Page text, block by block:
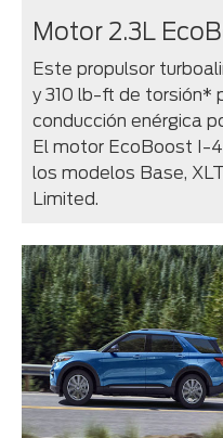
Motor 2.3L
Este propulsor
y 310 lb-ft de torsión*
conducción enérgica
El motor EcoBoost I-
los modelos Base,
Limited.